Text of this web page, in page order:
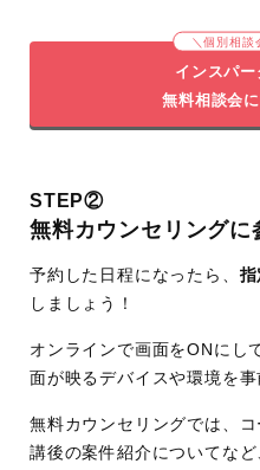
＼個別相談
インスパ
無料相談会
STEP②
無料カウンセリングに
予約した日程になったら、
しましょう！
オンラインで画面をONにし
面が映るデバイスや環境を事
無料カウンセリングでは、
講後の案件紹介についてなど